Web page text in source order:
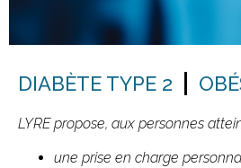
DIABÈTE TYPE 2
LYRE propose, aux personnes
une prise en charge